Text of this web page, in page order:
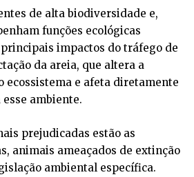
de alta biodiversidade e,
funções ecológicas
principais impactos do tráfego de
da areia, que altera a
ecossistema e afeta diretamente
esse ambiente.
prejudicadas estão as
animais ameaçados de extinção
ambiental específica.